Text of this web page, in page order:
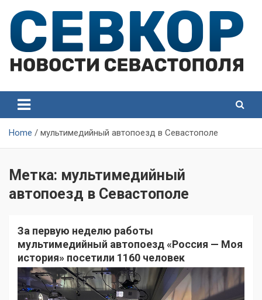
content
Севастополя
Севастополя
Home мультимедийный автопоезд в Севастополе
Метка: мультимедийный
автопоезд в Севастополе
За первую неделю работы
мультимедийный автопоезд «Россия — Моя
история» посетили 1160 человек